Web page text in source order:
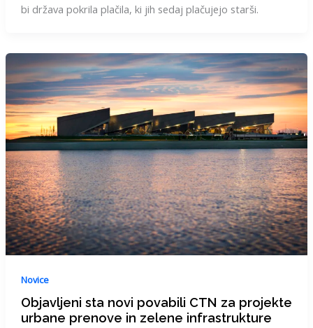
bi država pokrila plačila, ki jih sedaj plačujejo starši.
Novice
Objavljeni sta novi povabili CTN za projekte
urbane prenove in zelene infrastrukture